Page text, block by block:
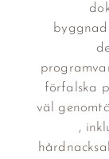
förfalska
väl
,